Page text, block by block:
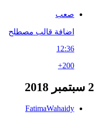
صعب
اضافة قالب مصطلح
12:36
+200
2 سبتمبر 2018
FatimaWahaidy